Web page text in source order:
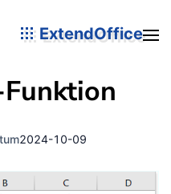
ExtendOffice
2024-10-09